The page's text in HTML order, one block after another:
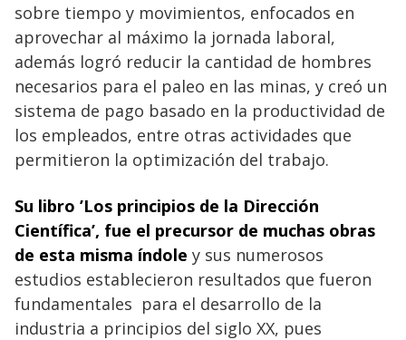
sobre tiempo y movimientos, enfocados en
aprovechar al máximo la jornada laboral,
además logró reducir la cantidad de hombres
necesarios para el paleo en las minas, y creó un
sistema de pago basado en la productividad de
los empleados, entre otras actividades que
permitieron la optimización del trabajo.
Su libro ’Los principios de la Dirección
Científica’, fue el precursor de muchas obras
de esta misma índole y sus numerosos
estudios establecieron resultados que fueron
fundamentales para el desarrollo de la
industria a principios del siglo XX, pues